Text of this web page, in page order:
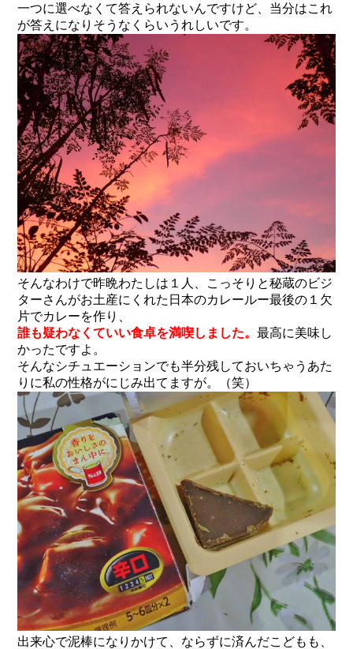
一つに選べなくて答えられないんですけど、当分はこれ
が答えになりそうなくらいうれしいです。
そんなわけで昨晩わたしは１人、こっそりと秘蔵のビジ
ターさんがお土産にくれた日本のカレールー最後の１欠
片でカレーを作り、
誰も疑わなくていい食卓を満喫しました。最高に美味し
かったですよ。
そんなシチュエーションでも半分残しておいちゃうあた
りに私の性格がにじみ出てますが。（笑）
出来心で泥棒になりかけて、ならずに済んだこどもも、